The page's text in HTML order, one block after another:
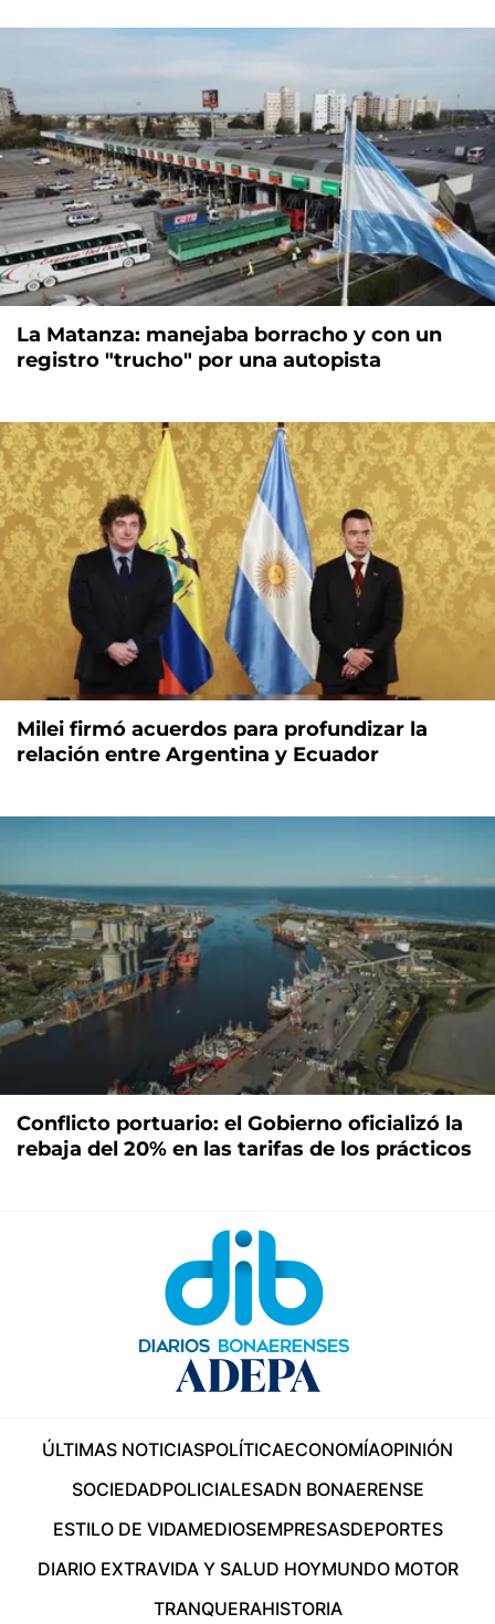
La Matanza: manejaba borracho y con un
registro "trucho" por una autopista
Milei firmó acuerdos para profundizar la
relación entre Argentina y Ecuador
Conflicto portuario: el Gobierno oficializó la
rebaja del 20% en las tarifas de los prácticos
ÚLTIMAS NOTICIASPOLÍTICAECONOMÍAOPINIÓN
SOCIEDADPOLICIALESADN BONAERENSE
ESTILO DE VIDAMEDIOSEMPRESASDEPORTES
DIARIO EXTRAVIDA Y SALUD HOYMUNDO MOTOR
TRANQUERAHISTORIA